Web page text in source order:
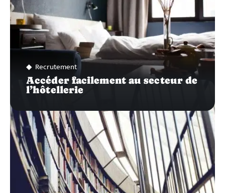
Recrutement
Accéder facilement au secteur de
l’hôtellerie